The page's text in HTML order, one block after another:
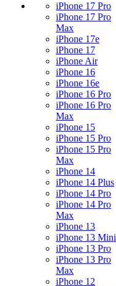
iPhone 17 Pro
iPhone 17 Pro
Max
iPhone 17e
iPhone 17
iPhone Air
iPhone 16
iPhone 16e
iPhone 16 Pro
iPhone 16 Pro
Max
iPhone 15
iPhone 15 Pro
iPhone 15 Pro
Max
iPhone 14
iPhone 14 Plus
iPhone 14 Pro
iPhone 14 Pro
Max
iPhone 13
iPhone 13 Mini
iPhone 13 Pro
iPhone 13 Pro
Max
iPhone 12